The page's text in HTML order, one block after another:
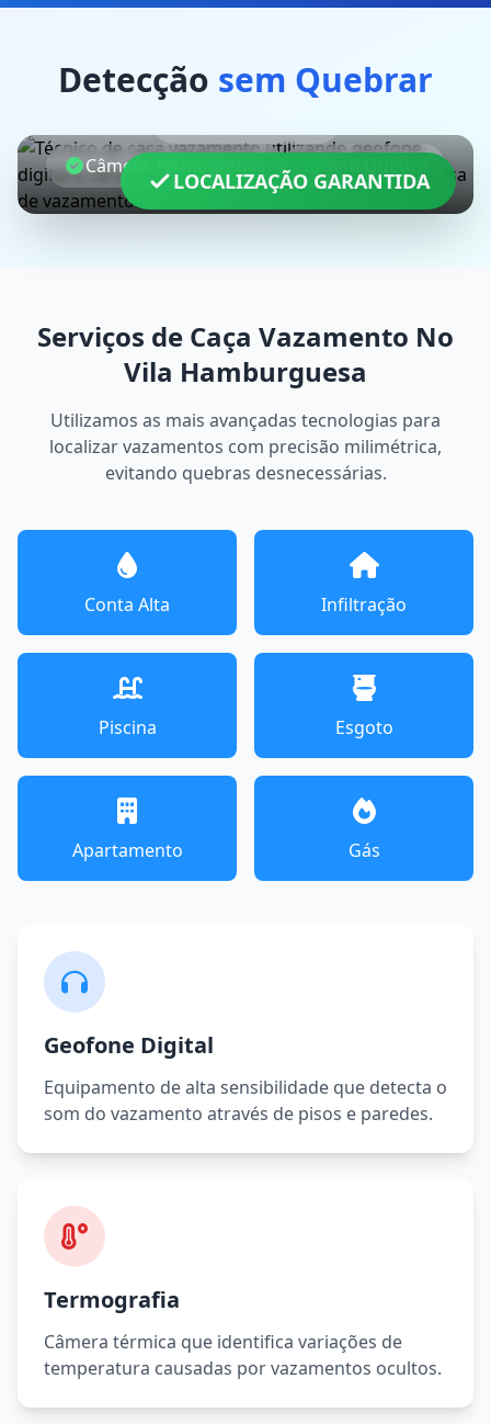
Detecção sem Quebrar
LOCALIZAÇÃO GARANTIDA
Câmera Termográfica
Serviços de Caça Vazamento No
Vila Hamburguesa
Utilizamos as mais avançadas tecnologias para
localizar vazamentos com precisão milimétrica,
evitando quebras desnecessárias.
Conta Alta Infiltração
Piscina Esgoto
Apartamento Gás
Geofone Digital
Equipamento de alta sensibilidade que detecta o
som do vazamento através de pisos e paredes.
Termografia
Câmera térmica que identifica variações de
temperatura causadas por vazamentos ocultos.